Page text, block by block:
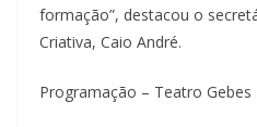
formação”, destacou o
Criativa, Caio André.
Programação – Teatro Gebes